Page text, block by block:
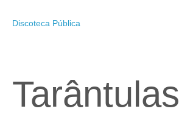
Discoteca Pública
Tarântulas